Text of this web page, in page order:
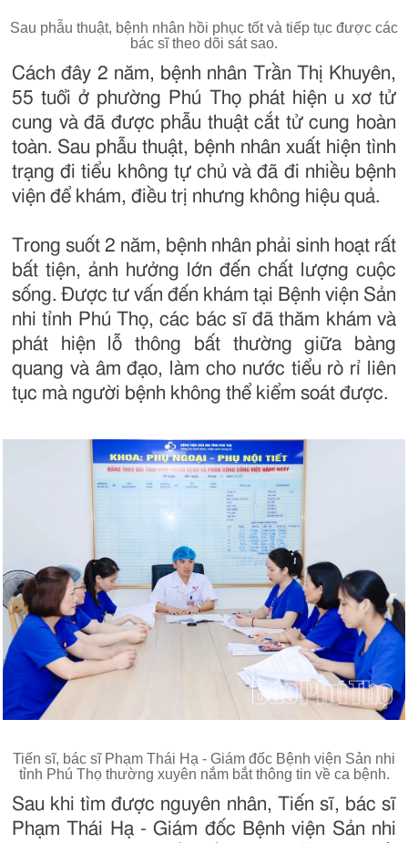
Sau phẫu thuật, bệnh nhân hồi phục tốt và tiếp tục được các
bác sĩ theo dõi sát sao.
Cách đây 2 năm, bệnh nhân Trần Thị Khuyên,
55 tuổi ở phường Phú Thọ phát hiện u xơ tử
cung và đã được phẫu thuật cắt tử cung hoàn
toàn. Sau phẫu thuật, bệnh nhân xuất hiện tình
trạng đi tiểu không tự chủ và đã đi nhiều bệnh
viện để khám, điều trị nhưng không hiệu quả.
Trong suốt 2 năm, bệnh nhân phải sinh hoạt rất
bất tiện, ảnh hưởng lớn đến chất lượng cuộc
sống. Được tư vấn đến khám tại Bệnh viện Sản
nhi tỉnh Phú Thọ, các bác sĩ đã thăm khám và
phát hiện lỗ thông bất thường giữa bàng
quang và âm đạo, làm cho nước tiểu rò rỉ liên
tục mà người bệnh không thể kiểm soát được.
Tiến sĩ, bác sĩ Phạm Thái Hạ - Giám đốc Bệnh viện Sản nhi
tỉnh Phú Thọ thường xuyên nắm bắt thông tin về ca bệnh.
Sau khi tìm được nguyên nhân, Tiến sĩ, bác sĩ
Phạm Thái Hạ - Giám đốc Bệnh viện Sản nhi